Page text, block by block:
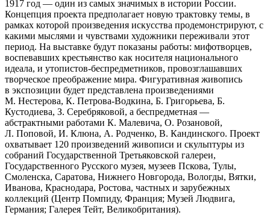
1917 год — один из самых значимых в истории России.
Концепция проекта предполагает новую трактовку темы, в
рамках которой произведения искусства продемонстрируют, с
какими мыслями и чувствами художники переживали этот
период. На выставке будут показаны работы: мифотворцев,
воспевавших крестьянство как носителя национального
идеала, и утопистов-беспредметников, провозглашавших
творческое преображение мира. Фигуративная живопись
в экспозиции будет представлена произведениями
М. Нестерова, К. Петрова-Водкина, Б. Григорьева, Б.
Кустодиева, З. Серебряковой, а беспредметная —
абстрактными работами К. Малевича, О. Розановой,
Л. Поповой, И. Клюна, А. Родченко, В. Кандинского. Проект
охватывает 120 произведений живописи и скульптуры из
собраний Государственной Третьяковской галереи,
Государственного Русского музея, музеев Пскова, Тулы,
Смоленска, Саратова, Нижнего Новгорода, Вологды, Вятки,
Иванова, Краснодара, Ростова, частных и зарубежных
коллекций (Центр Помпиду, Франция; Музей Людвига,
Германия; Галерея Тейт, Великобритания).